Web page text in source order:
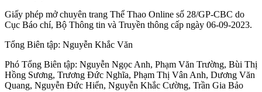
Giấy phép mở chuyên trang Thể Thao Online số 28/GP-CBC do
Cục Báo chí, Bộ Thông tin và Truyền thông cấp ngày 06-09-2023.
Tổng Biên tập: Nguyễn Khắc Văn
Phó Tổng Biên tập: Nguyễn Ngọc Anh, Phạm Văn Trường, Bùi Thị
Hồng Sương, Trương Đức Nghĩa, Phạm Thị Vân Anh, Dương Văn
Quang, Nguyễn Đức Hiển, Nguyễn Khắc Cường, Trần Gia Bảo